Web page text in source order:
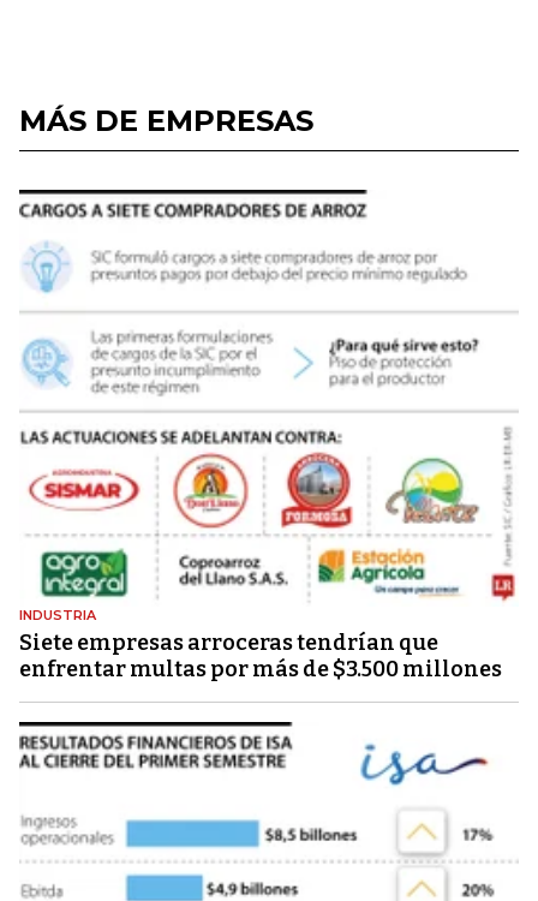
MÁS DE EMPRESAS
INDUSTRIA
Siete empresas arroceras tendrían que
enfrentar multas por más de $3.500 millones